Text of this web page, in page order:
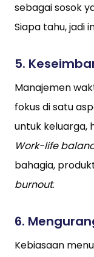
sebagai sosok
Siapa tahu, jadi
5.
Manajemen
fokus di satu
untuk keluarga,
Work-life
bahagia,
burnout.
6.
Kebiasaan